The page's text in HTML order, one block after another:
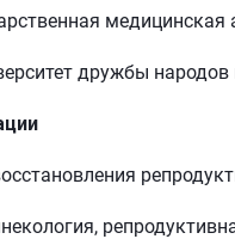
медицинская
дружбы